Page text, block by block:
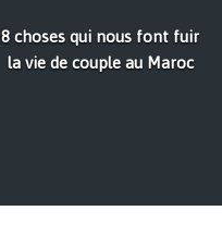
8 choses qui nous font fuir
la vie de couple au Maroc